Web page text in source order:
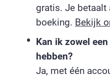
gratis. Je betaalt
boeking. Bekijk
Kan ik zowel
hebben?
Ja, met één